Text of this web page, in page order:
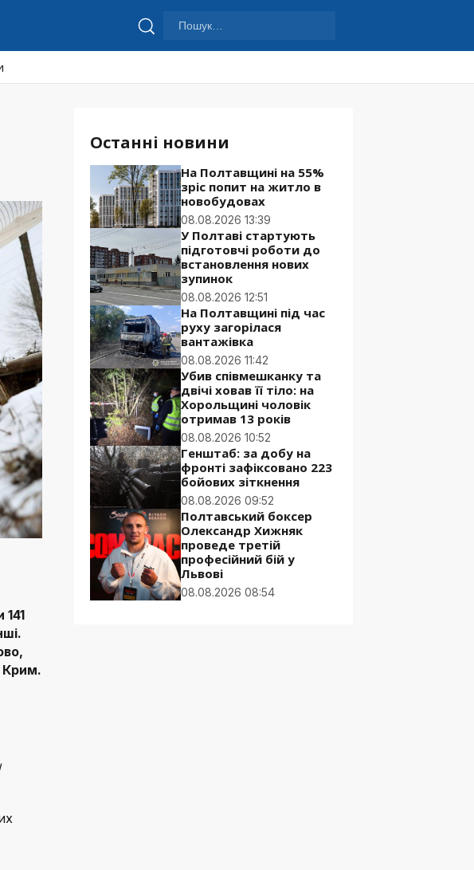
Пошук:
Крим.
Останні новини
На Полтавщині на 55%
зріс попит на житло в
новобудовах
08.08.2026 13:39
У Полтаві стартують
підготовчі роботи до
встановлення нових
зупинок
08.08.2026 12:51
На Полтавщині під час
руху загорілася
вантажівка
08.08.2026 11:42
Убив співмешканку та
двічі ховав її тіло: на
Хорольщині чоловік
отримав 13 років
08.08.2026 10:52
Генштаб: за добу на
фронті зафіксовано 223
бойових зіткнення
08.08.2026 09:52
Полтавський боксер
Олександр Хижняк
проведе третій
професійний бій у
Львові
08.08.2026 08:54